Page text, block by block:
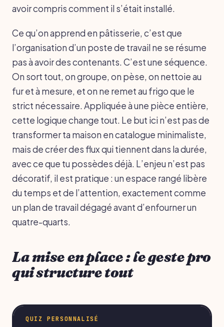
avoir compris comment il s’était installé.
Ce qu’on apprend en pâtisserie, c’est que
l’organisation d’un poste de travail ne se résume
pas à avoir des contenants. C’est une séquence.
On sort tout, on groupe, on pèse, on nettoie au
fur et à mesure, et on ne remet au frigo que le
strict nécessaire. Appliquée à une pièce entière,
cette logique change tout. Le but ici n’est pas de
transformer ta maison en catalogue minimaliste,
mais de créer des flux qui tiennent dans la durée,
avec ce que tu possèdes déjà. L’enjeu n’est pas
décoratif, il est pratique : un espace rangé libère
du temps et de l’attention, exactement comme
un plan de travail dégagé avant d’enfourner un
quatre-quarts.
La mise en place : le geste pro
qui structure tout
QUIZ PERSONNALISÉ